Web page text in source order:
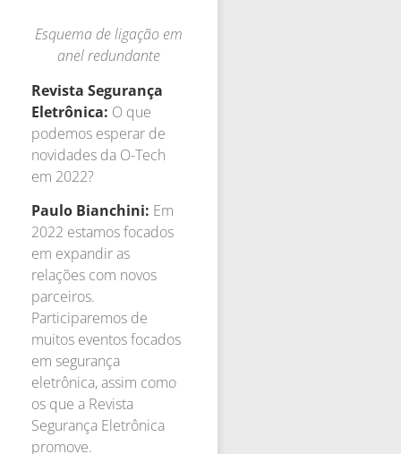
Esquema de ligação em
anel redundante
Revista Segurança
Eletrônica: O que
podemos esperar de
novidades da O-Tech
em 2022?
Paulo Bianchini: Em
2022 estamos focados
em expandir as
relações com novos
parceiros.
Participaremos de
muitos eventos focados
em segurança
eletrônica, assim como
os que a Revista
Segurança Eletrônica
promove.